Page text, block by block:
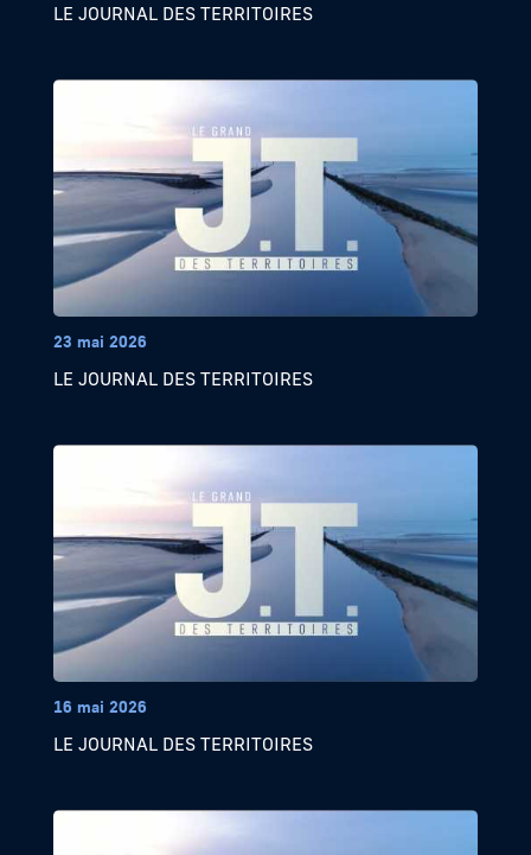
LE JOURNAL DES TERRITOIRES
23 mai 2026
LE JOURNAL DES TERRITOIRES
16 mai 2026
LE JOURNAL DES TERRITOIRES